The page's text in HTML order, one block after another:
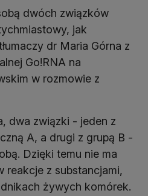
dwóch związków
jak
dr Maria Górna z
Go!RNA na
w rozmowie z
dwa związki - jeden z
A, a drugi z grupą B -
Dzięki temu nie ma
reakcje z substancjami,
żywych komórek.